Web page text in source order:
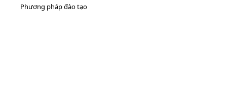
Phương pháp đào tạo